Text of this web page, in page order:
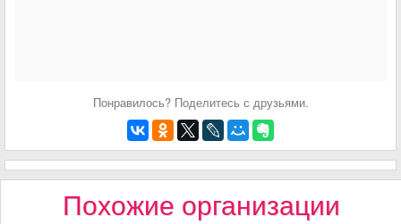
Понравилось? Поделитесь с друзьями.
Похожие организации